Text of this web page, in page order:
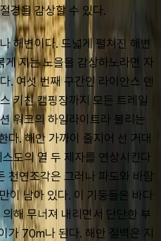
경을 감상할 수 있다.
해변이다. 드넓게 펼쳐진 해변
지는 노을을 감상하노라면 자
. 여섯 번째 구간인 라이안스 덴
키친 캠핑장까지 모든 트레일
워크의 하일라이트라 불리는
다. 해안 가까이 줄지어 선 거대
도의 열 두 제자를 연상시킨다
천연조각은 그러나 파도와 바람
이 남아 있다. 이 기둥들은 바다
해 무너져 내리면서 단단한 부
가 70m나 된다. 해안 절벽은 지